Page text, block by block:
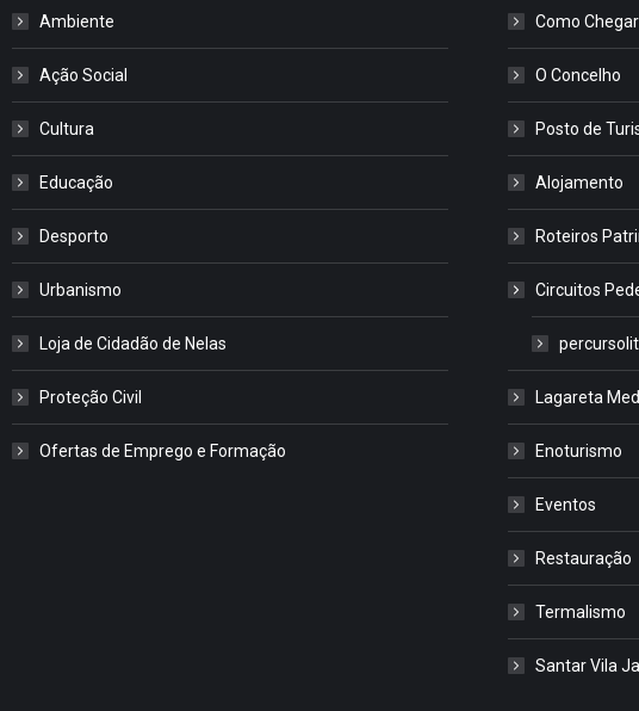
Ambiente
Ação Social
Cultura
Educação
Desporto
Urbanismo
Loja de Cidadão de Nelas
Proteção Civil
Ofertas de Emprego e Formação
Como Chegar
O Concelho
Posto de
Alojamento
Roteiros
Circuitos
Lagareta
Enoturismo
Eventos
Restauração
Termalismo
Santar Vila